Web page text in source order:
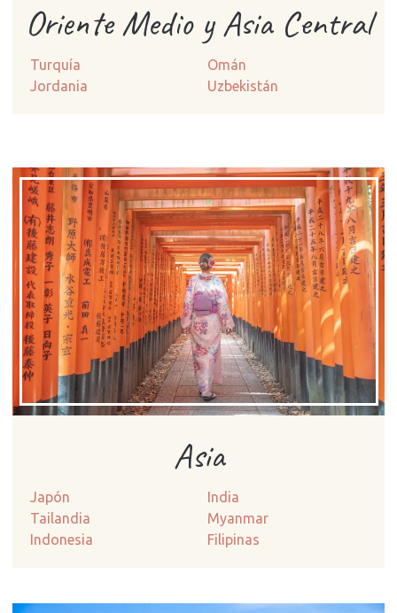
Oriente Medio y Asia Central
Turquía
Jordania
Omán
Uzbekistán
Asia
Japón
Tailandia
Indonesia
India
Myanmar
Filipinas